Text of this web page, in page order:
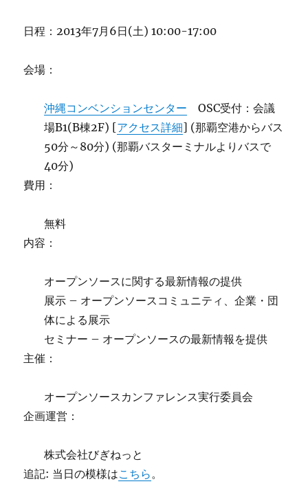
日程：2013年7月6日(土) 10:00-17:00
会場：
沖縄コンベンションセンター OSC受付：会議
場B1(B棟2F) [アクセス詳細] (那覇空港からバス
50分～80分) (那覇バスターミナルよりバスで
40分)
費用：
無料
内容：
オープンソースに関する最新情報の提供
展示 – オープンソースコミュニティ、企業・団
体による展示
セミナー – オープンソースの最新情報を提供
主催：
オープンソースカンファレンス実行委員会
企画運営：
株式会社びぎねっと
追記: 当日の模様はこちら 。